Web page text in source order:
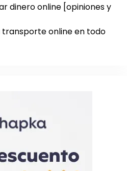
dinero online [opiniones y
transporte online en todo